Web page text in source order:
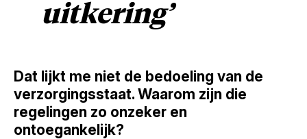
uitkering’
Dat lijkt me niet de bedoeling van de
verzorgingsstaat. Waarom zijn die
regelingen zo onzeker en
ontoegankelijk?